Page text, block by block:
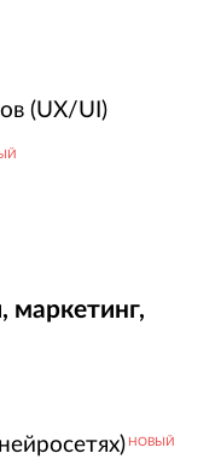
(UX/UI)
маркетинг,
НОВЫЙ